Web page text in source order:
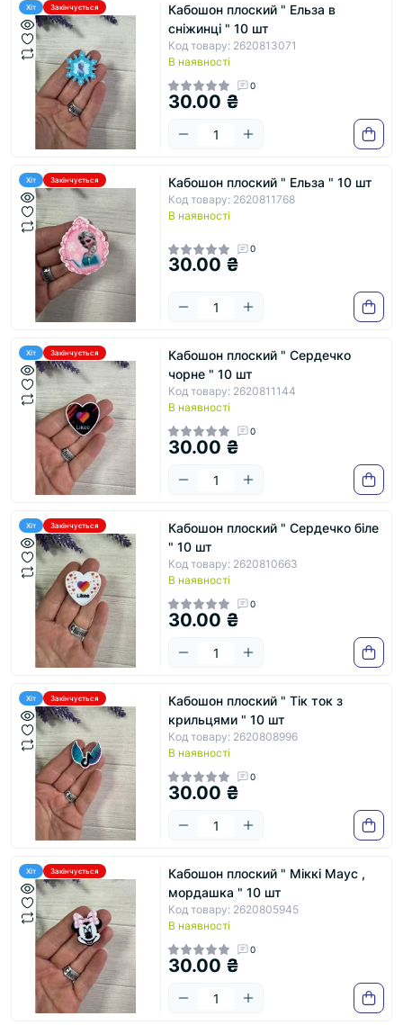
Хіт Закінчується
Кабошон плоский " Ельза в
сніжинці " 10 шт
Код товару: 2620813071
В наявності
0
30.00 ₴
Хіт Закінчується Кабошон плоский " Ельза " 10 шт
Код товару: 2620811768
В наявності
0
30.00 ₴
Хіт Закінчується
Кабошон плоский " Сердечко
чорне " 10 шт
Код товару: 2620811144
В наявності
0
30.00 ₴
Хіт Закінчується
Кабошон плоский " Сердечко біле
" 10 шт
Код товару: 2620810663
В наявності
0
30.00 ₴
Хіт Закінчується
Кабошон плоский " Тік ток з
крильцями " 10 шт
Код товару: 2620808996
В наявності
0
30.00 ₴
Хіт Закінчується
Кабошон плоский " Міккі Маус ,
мордашка " 10 шт
Код товару: 2620805945
В наявності
0
30.00 ₴